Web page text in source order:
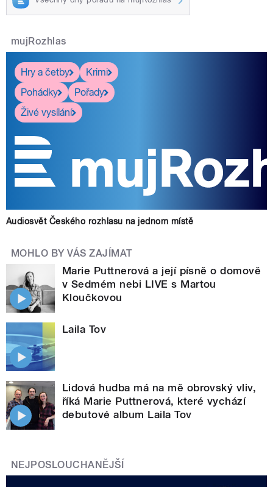
mujRozhlas
Hry a četby
Krimi
Pohádky
Pořady
Živé vysílání
Audiosvět Českého rozhlasu na jednom místě
MOHLO BY VÁS ZAJÍMAT
Marie Puttnerová a její písně o domově
v Sedmém nebi LIVE s Martou
Kloučkovou
Laila Tov
Lidová hudba má na mě obrovský vliv,
říká Marie Puttnerová, které vychází
debutové album Laila Tov
NEJPOSLOUCHANĚJŠÍ